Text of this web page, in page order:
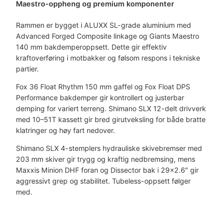
Maestro-oppheng og premium komponenter
Rammen er bygget i ALUXX SL-grade aluminium med
Advanced Forged Composite linkage og Giants Maestro
140 mm bakdemperoppsett. Dette gir effektiv
kraftoverføring i motbakker og følsom respons i tekniske
partier.
Fox 36 Float Rhythm 150 mm gaffel og Fox Float DPS
Performance bakdemper gir kontrollert og justerbar
demping for variert terreng. Shimano SLX 12-delt drivverk
med 10–51T kassett gir bred girutveksling for både bratte
klatringer og høy fart nedover.
Shimano SLX 4-stemplers hydrauliske skivebremser med
203 mm skiver gir trygg og kraftig nedbremsing, mens
Maxxis Minion DHF foran og Dissector bak i 29×2.6″ gir
aggressivt grep og stabilitet. Tubeless-oppsett følger
med.